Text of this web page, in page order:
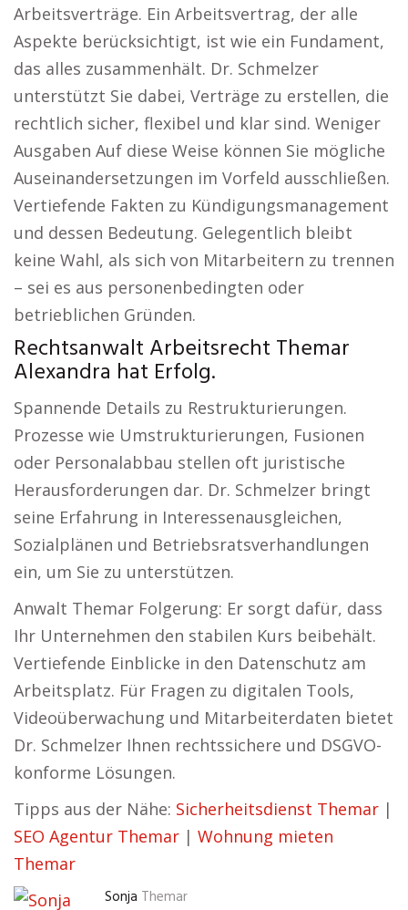
Arbeitsverträge. Ein Arbeitsvertrag, der alle
Aspekte berücksichtigt, ist wie ein Fundament,
das alles zusammenhält. Dr. Schmelzer
unterstützt Sie dabei, Verträge zu erstellen, die
rechtlich sicher, flexibel und klar sind. Weniger
Ausgaben Auf diese Weise können Sie mögliche
Auseinandersetzungen im Vorfeld ausschließen.
Vertiefende Fakten zu Kündigungsmanagement
und dessen Bedeutung. Gelegentlich bleibt
keine Wahl, als sich von Mitarbeitern zu trennen
– sei es aus personenbedingten oder
betrieblichen Gründen.
Rechtsanwalt Arbeitsrecht Themar
Alexandra hat Erfolg.
Spannende Details zu Restrukturierungen.
Prozesse wie Umstrukturierungen, Fusionen
oder Personalabbau stellen oft juristische
Herausforderungen dar. Dr. Schmelzer bringt
seine Erfahrung in Interessenausgleichen,
Sozialplänen und Betriebsratsverhandlungen
ein, um Sie zu unterstützen.
Anwalt Themar Folgerung: Er sorgt dafür, dass
Ihr Unternehmen den stabilen Kurs beibehält.
Vertiefende Einblicke in den Datenschutz am
Arbeitsplatz. Für Fragen zu digitalen Tools,
Videoüberwachung und Mitarbeiterdaten bietet
Dr. Schmelzer Ihnen rechtssichere und DSGVO-
konforme Lösungen.
Tipps aus der Nähe: Sicherheitsdienst Themar |
SEO Agentur Themar | Wohnung mieten
Themar
Sonja Themar